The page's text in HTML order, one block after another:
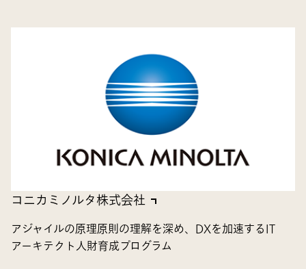
コニカミノルタ株式会社
アジャイルの原理原則の理解を深め、DXを加速するIT
アーキテクト人財育成プログラム